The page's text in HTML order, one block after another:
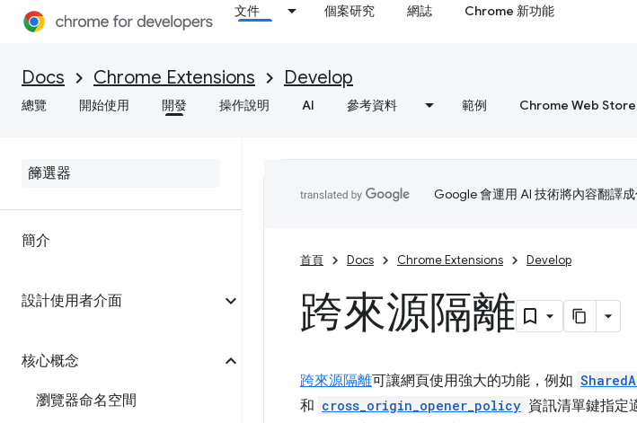
文件 個案研究 網誌 Chrome 新功能
Docs Chrome Extensions Develop
總覽 開始使用 開發 操作說明 AI 參考資料 範例 Chrome Web Store
簡介
設計使用者介面
核心概念
瀏覽器命名空間
Google 會運用 AI 技術將內容翻譯
首頁 Docs Chrome Extensions Develop
跨來源隔離
跨來源隔離可讓網頁使用強大的功能，例如
和 cross_origin_opener_policy 資訊清單鍵指定